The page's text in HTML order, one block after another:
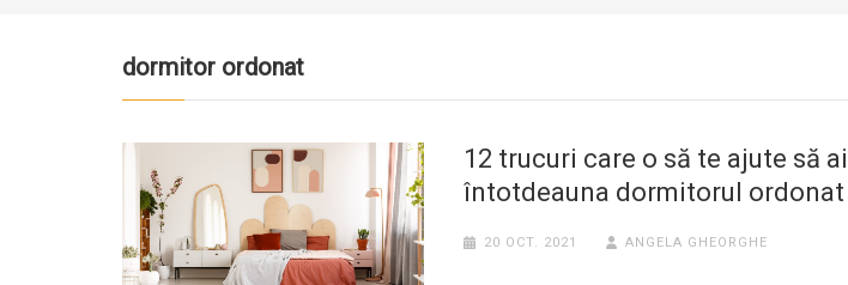
dormitor ordonat
12 trucuri care o să te ajute să
întotdeauna dormitorul ordonat
20 OCT. 2021 ANGELA GHEORGHE